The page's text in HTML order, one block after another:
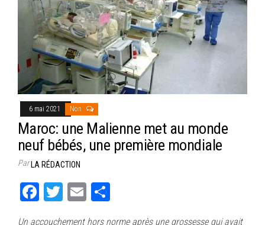
6 mai 2021 Non
Maroc: une Malienne met au monde
neuf bébés, une première mondiale
ParLA RÉDACTION
Fa
T
E
Un accouchement hors norme après une grossesse qui avait